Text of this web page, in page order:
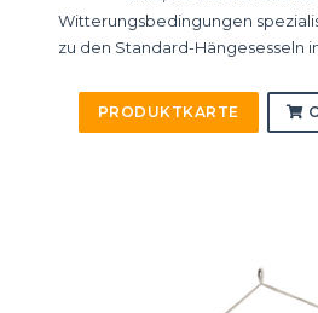
Witterungsbedingungen
zu den Standard-Hängesesseln
PRODUKTKARTE